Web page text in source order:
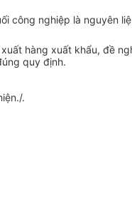
công nghiệp là nguyên
hàng xuất khẩu, đề
quy định.
.